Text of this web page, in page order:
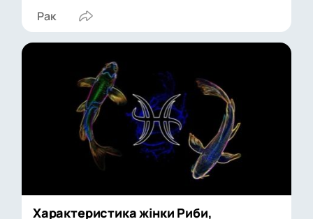
Рак
Характеристика жінки Риби,